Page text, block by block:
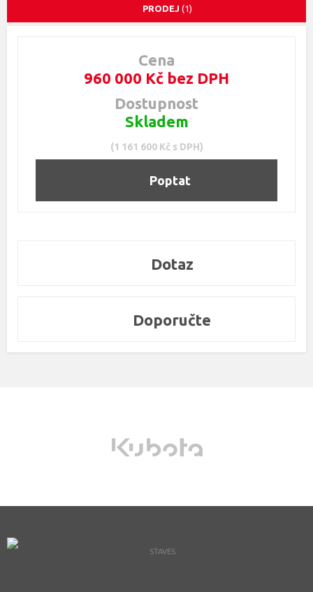
PRODEJ (1)
Cena
960 000 Kč bez DPH
Dostupnost
Skladem
(1 161 600 Kč s DPH)
Poptat
Dotaz
Doporučte